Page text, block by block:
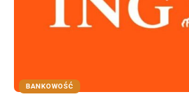
BANKOWOŚĆ